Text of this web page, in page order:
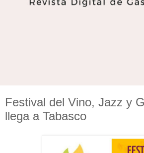
Festival del Vino, Jazz y
llega a Tabasco